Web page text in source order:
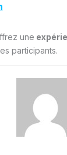
une
participants.